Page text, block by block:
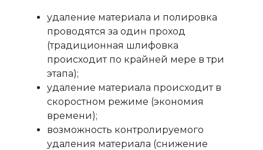
удаление материала и полировка
проводятся за один проход
(традиционная шлифовка
происходит по крайней мере в три
этапа);
удаление материала происходит в
скоростном режиме (экономия
времени);
возможность контролируемого
удаления материала (снижение